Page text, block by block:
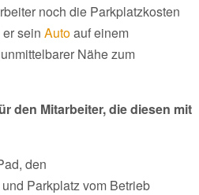
noch die Parkplatzkosten
sein Autoauf einem
Nähe zum
den Mitarbeiter, die diesen mit
den
Parkplatz vom Betrieb